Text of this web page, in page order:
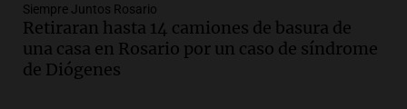
Audio.Recomendaciones de vino
bonarda para disfrutar el fin de semana
en Mendoza
Panorama Federal
Siempre Juntos Rosario
Retiraran hasta 14 camiones de basura de
una casa en Rosario por un caso de síndrome
de Diógenes